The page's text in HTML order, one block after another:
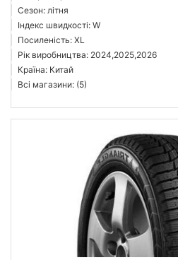
Сезон: літня
Індекс швидкості: W
Посиленість: XL
Рік виробництва: 2024,2025,2026
Країна: Китай
Всі магазини: (5)